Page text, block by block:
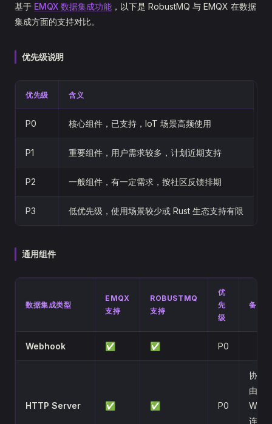
基于 EMQX 数据集成功能 ，以下是 RobustMQ 与 EMQX 在数据
集成方面的支持对比。
优先级说明
优先级 含义
P0 核心组件，已支持，IoT 场景高频使用
P1 重要组件，用户需求较多，计划近期支持
P2 一般组件，有一定需求，按社区反馈排期
P3 低优先级，使用场景较少或 Rust 生态支持有限
通用组件
数据集成类型
EMQX
支持
ROBUSTMQ
支持
优
先
级
备注
Webhook ✅ ✅ P0
HTTP Server ✅ ✅ P0
协议
由
连接